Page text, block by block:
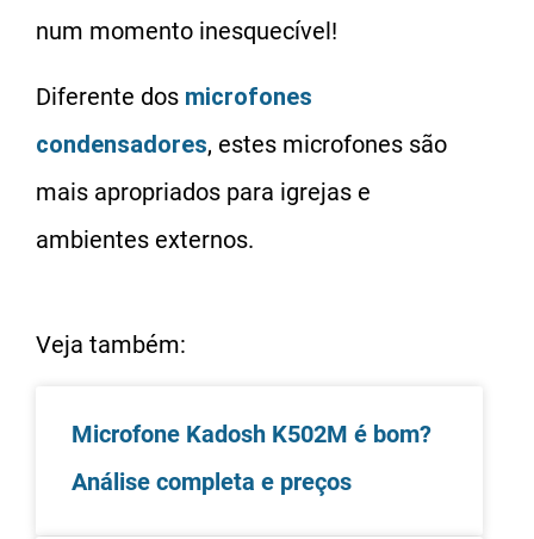
num momento inesquecível!
Diferente dos microfones
condensadores, estes microfones são
mais apropriados para igrejas e
ambientes externos.
Veja também:
Microfone Kadosh K502M é bom?
Análise completa e preços